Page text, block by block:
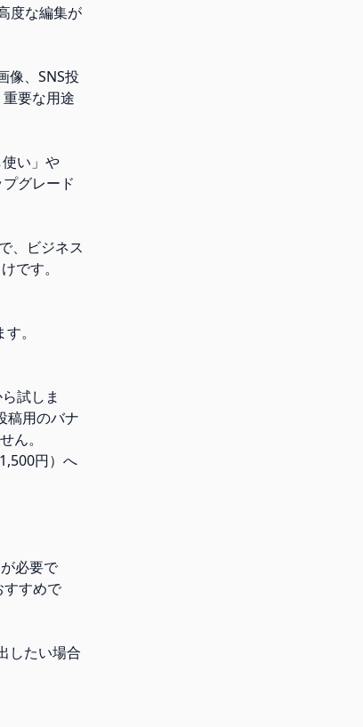
度な編集が
像、SNS投
要な用途
い」や
グレード
、ビジネス
です。
。
試しま
稿用のバナ
ん。
円）へ
必要で
すめで
したい場合